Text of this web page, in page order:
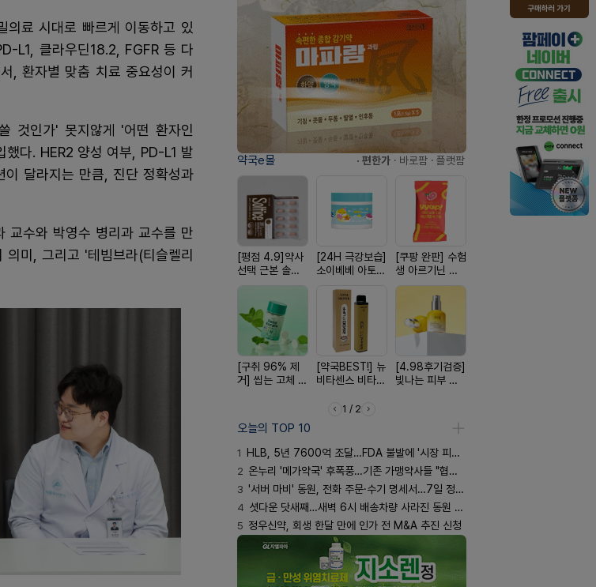
의료 시대로 빠르게 이동하고 있
L1, 클라우딘18.2, FGFR 등 다
, 환자별 맞춤 치료 중요성이 커
것인가' 못지않게 '어떤 환자인
다. HER2 양성 여부, PD-L1 발
달라지는 만큼, 진단 정확성과
교수와 박영수 병리과 교수를 만
미, 그리고 '테빔브라(티슬렐리
약국e몰 · 편한가 · 바로팜 · 플랫팜
[평점 4.9]약사
선택 근본 솔루
션, 솔티스
[24H 극강보습]
소이베베 아토
[쿠팡 완판] 수험
생 아르기닌 에
너지 젤리
[구취 96% 제
거] 씹는 고체 가
[약국BEST!] 뉴
비타센스 비타민
[4.98후기검증]
빛나는 피부 오
1 / 2
오늘의 TOP 10
1
HLB, 5년 7600억 조달…FDA 불발에 '시장 피로감'
2 온누리 '메가약국' 후폭풍…기존 가맹약사들 "협의체 만들자"
3 '서버 마비' 동원, 전화 주문·수기 명세서…7일 정상화 되나
4 셧다운 닷새째…새벽 6시 배송차량 사라진 동원 물류센터
5 정우신약, 회생 한달 만에 인가 전 M&A 추진 신청